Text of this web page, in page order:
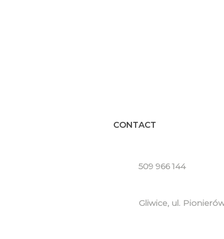
CONTACT
509 966 144
Gliwice, ul.